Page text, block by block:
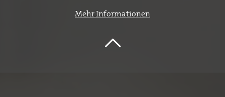
Mehr Informationen